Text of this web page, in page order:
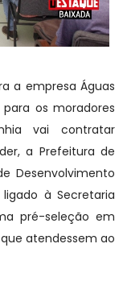
a empresa Águas
os moradores
vai contratar
a Prefeitura de
Desenvolvimento
à Secretaria
pré-seleção em
atendessem ao